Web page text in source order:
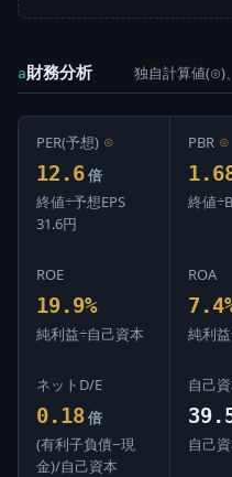
a財務分析 独自計算値(⊙)
PER(予想) ⊙
12.6 倍
終値÷予想EPS
31.6円
PBR ⊙
終値
ROE
19.9%
純利益÷自己資本
ROA
純利
ネットD/E
0.18 倍
(有利子負債−現
金)/自己資本
自己
自己